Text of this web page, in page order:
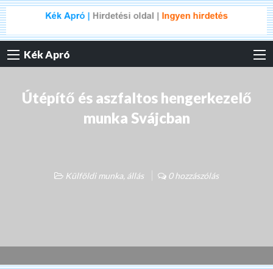
Kék Apró
Útépítő és aszfaltos hengerkezelő
munka Svájcban
Külföldi munka, állás 0 hozzászólás